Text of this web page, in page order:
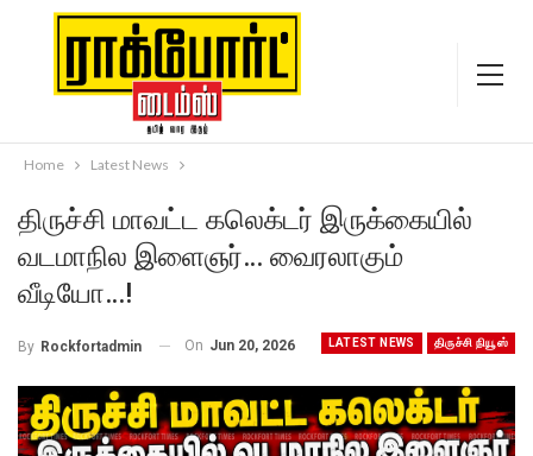
Home Latest News
திருச்சி மாவட்ட கலெக்டர் இருக்கையில்
வடமாநில இளைஞர்… வைரலாகும்
வீடியோ…!
LATEST NEWS திருச்சி நியூஸ்
By Rockfortadmin On Jun 20, 2026